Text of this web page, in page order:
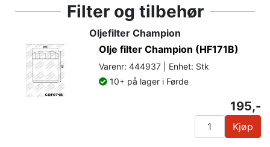
Filter og tilbehør
Oljefilter Champion
Olje filter Champion (HF171B)
Varenr: 444937 | Enhet: Stk
10+ på lager i Førde
195,-
Kjøp